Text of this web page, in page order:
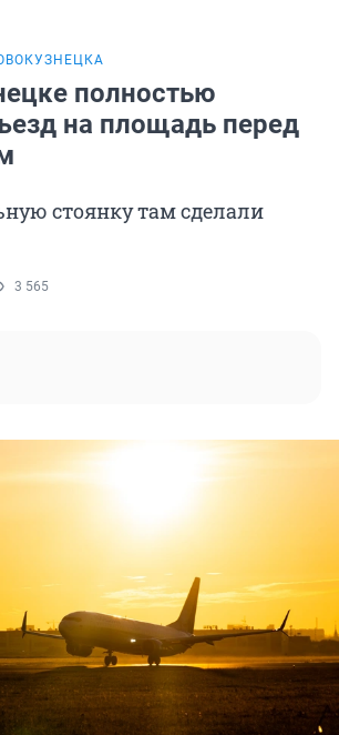
полностью
на площадь перед
стоянку там сделали
3 565